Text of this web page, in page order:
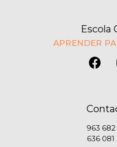
Escola
APRENDER
963 682
636 081